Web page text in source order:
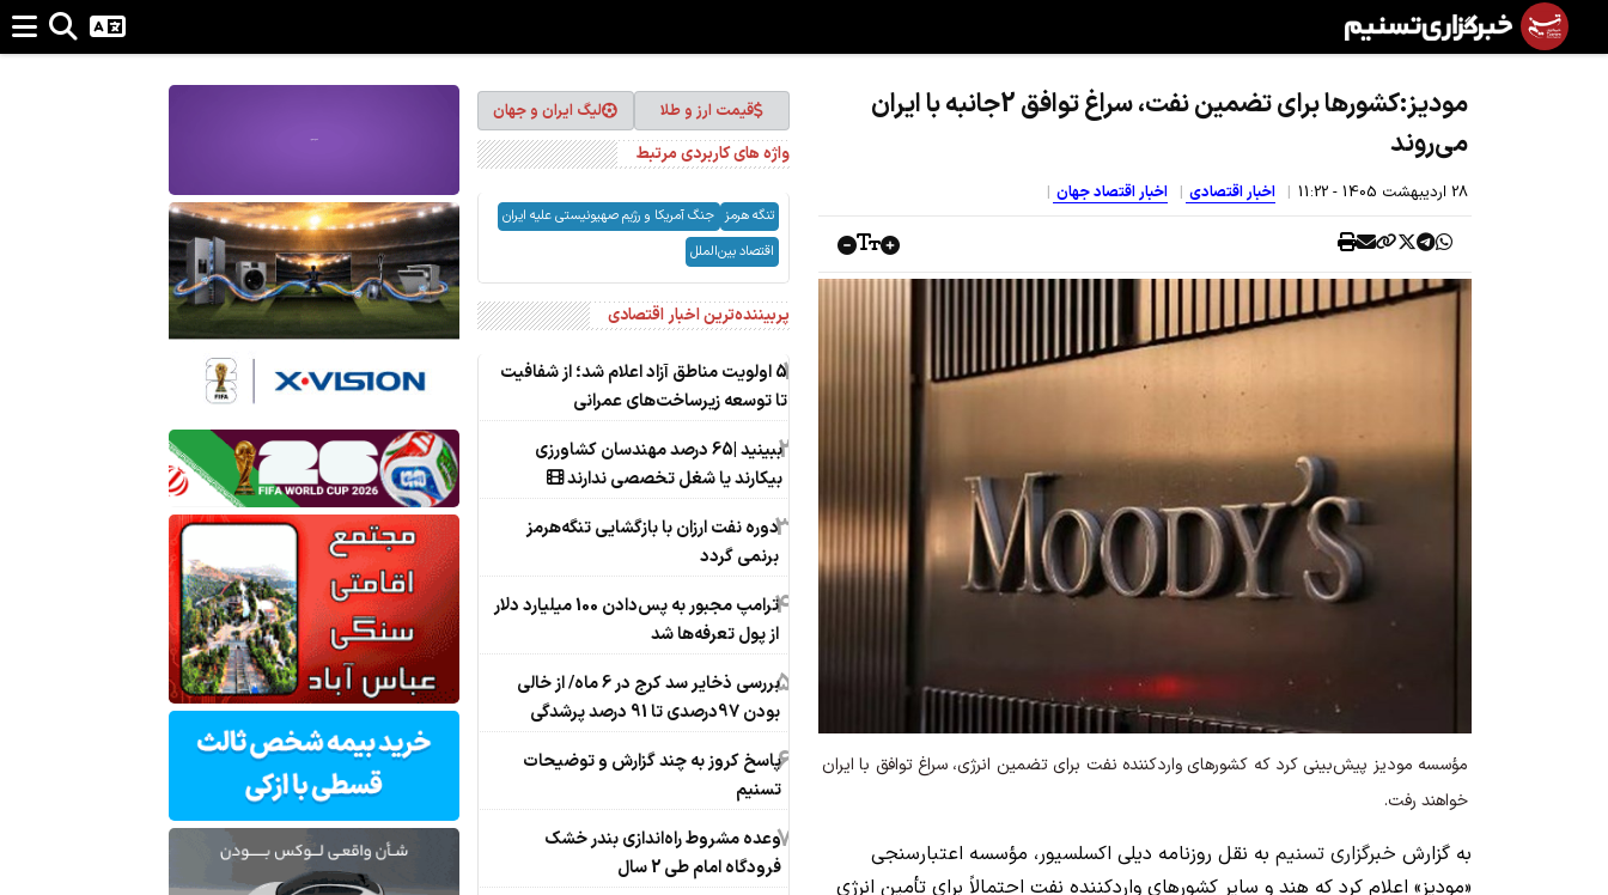
مودیز:کشورها برای تضمین نفت، سراغ توافق 2جانبه با ایران
می‌روند
28 ارديبهشت 1405 - 11:22 اخبار اقتصادی اخبار اقتصاد جهان
مؤسسه مودیز پیش‌بینی کرد که کشورهای واردکننده نفت برای تضمین انرژی، سراغ توافق با ایران
خواهند رفت.
به گزارش خبرگزاری تسنیم به نقل روزنامه دیلی اکسلسیور، مؤسسه اعتبارسنجی
«مودیز» اعلام کرد که هند و سایر کشورهای واردکننده نفت احتمالاً برای تأمین انرژی
قیمت ارز و طلا لیگ ایران و جهان
واژه های کاربردی مرتبط
تنگه هرمز جنگ آمریکا و رژیم صهیونیستی علیه ایران
اقتصاد بین‌الملل
پربیننده‌ترین اخبار اقتصادی
1 5 اولویت مناطق آزاد اعلام شد؛ از شفافیت
تا توسعه زیرساخت‌های عمرانی
2
ببینید |65 درصد مهندسان کشاورزی
بیکارند یا شغل تخصصی ندارند
3دوره نفت ارزان با بازگشایی تنگه‌هرمز
برنمی گردد
4
ترامپ مجبور به پس‌دادن 100 میلیارد دلار
از پول تعرفه‌ها شد
5
بررسی ذخایر سد کرج در 6 ماه/ از خالی
بودن 97درصدی تا 91 درصد پرشدگی
6پاسخ کروز به چند گزارش و توضیحات
تسنیم
7وعده مشروط راه‌اندازی بندر خشک
فرودگاه امام طی 2 سال